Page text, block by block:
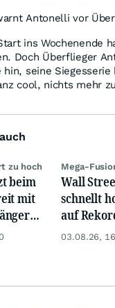
Antonelli vor
ins Wochenende
Doch Überflieger
hin, seine
cool, nichts mehr
zu hoch
beim
mit
Mega-
Wall
schnellt
auf
dank Öl-
03.08.26,